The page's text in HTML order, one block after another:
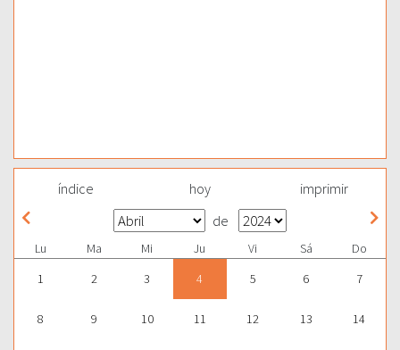
índice hoy imprimir
de
Lu Ma Mi Ju Vi Sá
Do
1
2 3 4 5 6 7
8 9 10 11 12 13 14